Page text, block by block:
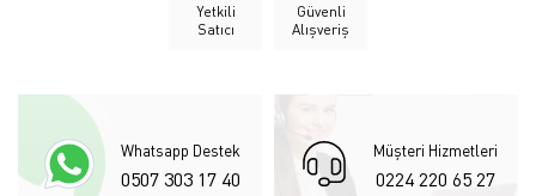
Yetkili
Satıcı
Güvenli
Alışveriş
Whatsapp Destek
0507 303 17 40
Müşteri Hizmetleri
0224 220 65 27